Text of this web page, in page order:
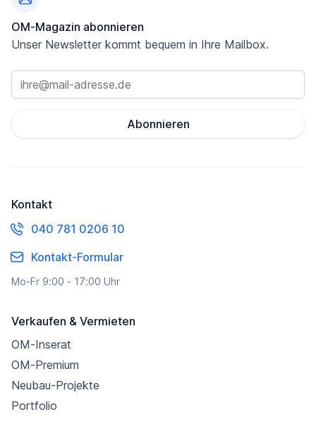
OM-Magazin abonnieren
Unser Newsletter kommt bequem in Ihre Mailbox.
Abonnieren
Kontakt
040 781 0206 10
Kontakt-Formular
Mo-Fr 9:00 - 17:00 Uhr
Verkaufen & Vermieten
OM-Inserat
OM-Premium
Neubau-Projekte
Portfolio